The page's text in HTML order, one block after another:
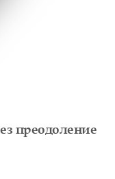
преодоление